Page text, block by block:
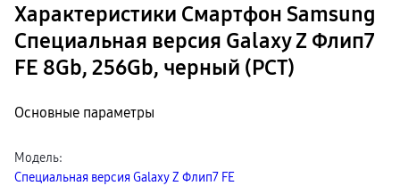
Характеристики Смартфон Samsung
Специальная версия Galaxy Z Флип7
FE 8Gb, 256Gb, черный (РСТ)
Основные параметры
Модель:
Специальная версия Galaxy Z Флип7 FE